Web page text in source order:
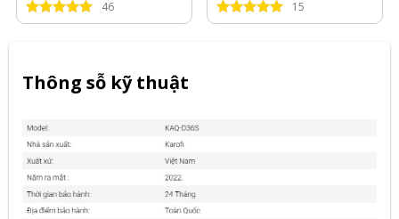
46 15
Thông sỗ kỹ thuật